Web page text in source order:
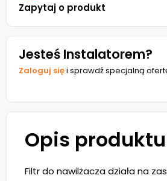
Zapytaj o produkt
Jesteś Instalatorem?
Zaloguj sięi sprawdź specjalną
Opis produktu
Filtr do nawilżacza działa na